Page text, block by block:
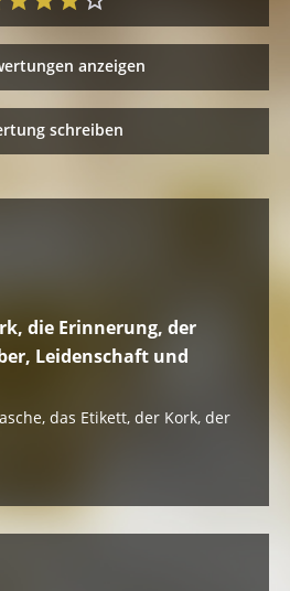
anzeigen
schreiben
die Erinnerung, der
Leidenschaft und
das Etikett, der Kork, der